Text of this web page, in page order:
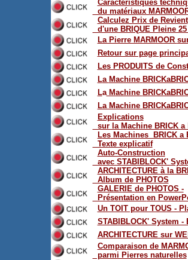
Caractéristiques
du matériaux
Calculez Prix de Revient
d'une BRIQUE Pleine 25
La Pierre MARMOOR
Retour sur page
Les PRODUITS de
La Machine
LaMachine
La Machine
Explications
sur la Machine BRICK a
LesMachines BRICK a
Texte explicatif
Auto-Construction
avec STABIBLOCK'
ARCHITECTURE à la
Album de PHOTOS
GALERIE de PHOTOS -
Présentation en
Un TOIT pour TOUS -
STABIBLOCK' System
ARCHITECTURE sur
Comparaison de
parmi Pierres naturelles